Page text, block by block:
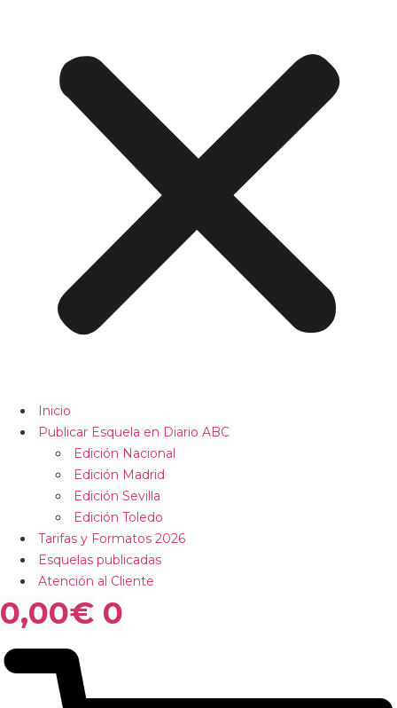
Inicio
Publicar Esquela en Diario ABC
Edición Nacional
Edición Madrid
Edición Sevilla
Edición Toledo
Tarifas y Formatos 2026
Esquelas publicadas
Atención al Cliente
0,00€ 0